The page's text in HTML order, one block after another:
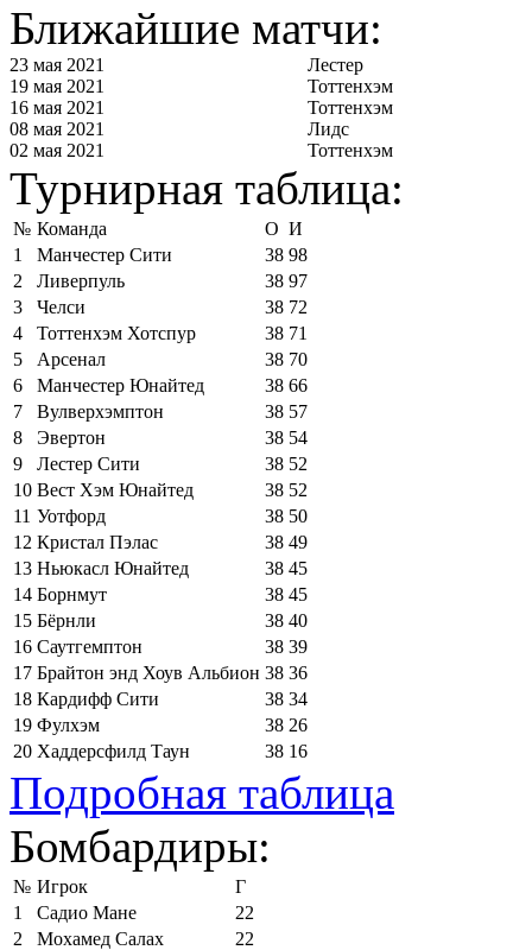
Ближайшие матчи:
23 мая 2021
Лестер
19 мая 2021
Тоттенхэм
16 мая 2021
Тоттенхэм
08 мая 2021
Лидс
02 мая 2021
Тоттенхэм
Турнирная таблица:
№ Команда О И
1
Манчестер Сити 38 98
2
Ливерпуль 38 97
3
Челси 38 72
4
Тоттенхэм Хотспур 38 71
5
Арсенал 38 70
6
Манчестер Юнайтед 38 66
7
Вулверхэмптон 38 57
8
Эвертон 38 54
9
Лестер Сити 38 52
10 Вест Хэм Юнайтед 38 52
11 Уотфорд 38 50
12 Кристал Пэлас 38 49
13 Ньюкасл Юнайтед 38 45
14 Борнмут 38 45
15 Бёрнли 38 40
16 Саутгемптон 38 39
17 Брайтон энд Хоув Альбион 38 36
18 Кардифф Сити 38 34
19 Фулхэм 38 26
20 Хаддерсфилд Таун 38 16
Подробная таблица
Бомбардиры:
№ Игрок
Г
1
Садио Мане
22
2
Мохамед Салах
22